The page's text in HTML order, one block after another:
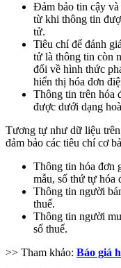
Đảm bảo tin cậy
từ khi thông tin
tử.
Tiêu chí để đánh
tử là thông tin còn
đổi về hình thức
hiển thị hóa đơn
Thông tin trên hóa
được dưới dạng
Tương tự như dữ liệu
đảm bảo các tiêu chí cơ
Thông tin hóa đơn
mẫu, số thứ tự hóa
Thông tin người
thuế.
Thông tin người
số thuế.
>> Tham khảo: Báo giá